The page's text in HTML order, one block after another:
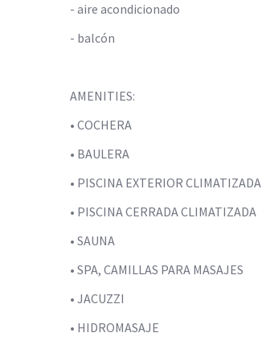
- aire acondicionado
- balcón
AMENITIES:
• COCHERA
• BAULERA
• PISCINA EXTERIOR CLIMATIZADA
• PISCINA CERRADA CLIMATIZADA
• SAUNA
• SPA, CAMILLAS PARA MASAJES
• JACUZZI
• HIDROMASAJE